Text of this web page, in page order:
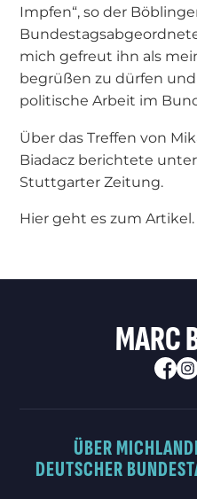
Impfen“, so der
mich gefreut ihn als
begrüßen zu dürfen
politische Arbeit im
Über das Treffen von
Biadacz berichtete
Stuttgarter Zeitung.
Hier geht es zum Artikel.
MARC
ÜBER MICH
DEUTSCHER